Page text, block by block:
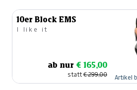
10er Block EMS
I like it
ab nur € 165,00
statt€ 299,00 Artikel